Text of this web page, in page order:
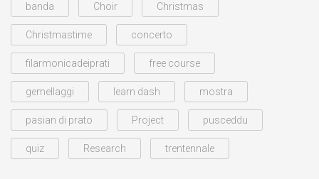
banda Choir Christmas
Christmastime concerto
filarmonicadeiprati free course
gemellaggi learn dash mostra
pasian di prato Project pusceddu
quiz Research trentennale